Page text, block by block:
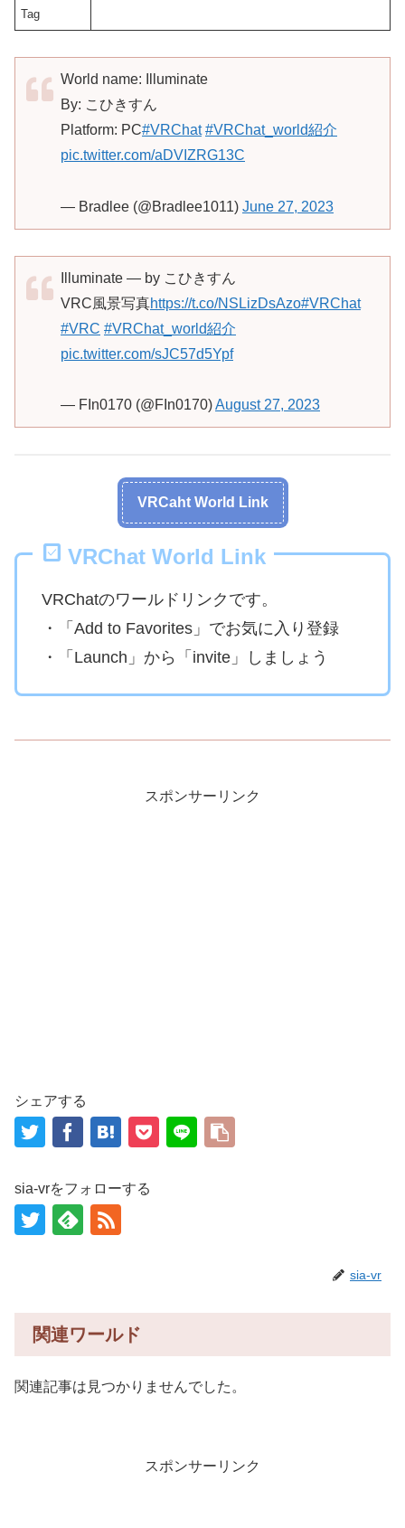
Tag
World name: Illuminate
By: こひきすん
Platform: PC#VRChat #VRChat_world紹介
pic.twitter.com/aDVIZRG13C
— Bradlee (@Bradlee1011) June 27, 2023
Illuminate — by こひきすん
VRC風景写真https://t.co/NSLizDsAzo#VRChat
#VRC #VRChat_world紹介
pic.twitter.com/sJC57d5Ypf
— FIn0170 (@FIn0170)August 27, 2023
VRCaht World Link
VRChat World Link
VRChatのワールドリンクです。
・「Add to Favorites」でお気に入り登録
・「Launch」から「invite」しましょう
スポンサーリンク
シェアする
sia-vrをフォローする
sia-vr
関連ワールド
関連記事は見つかりませんでした。
スポンサーリンク